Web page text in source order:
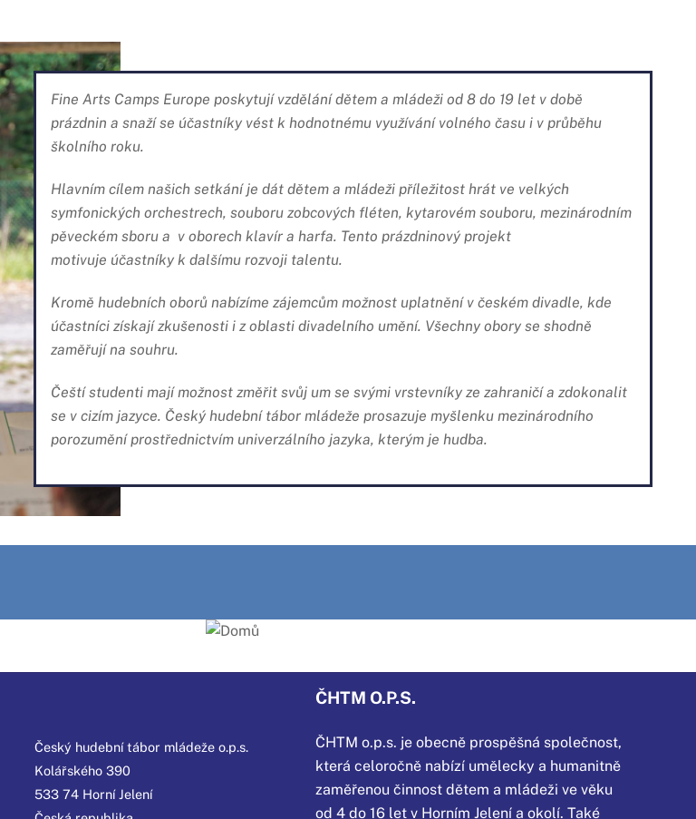
Fine Arts Camps Europe poskytují vzdělání dětem a mládeži od 8 do 19 let v době
prázdnin a snaží se účastníky vést k hodnotnému využívání volného času i v průběhu
školního roku.
Hlavním cílem našich setkání je dát dětem a mládeži příležitost hrát ve velkých
symfonických orchestrech, souboru zobcových fléten, kytarovém souboru, mezinárodním
pěveckém sboru a v oborech klavír a harfa. Tento prázdninový projekt
motivuje účastníky k dalšímu rozvoji talentu.
Kromě hudebních oborů nabízíme zájemcům možnost uplatnění v českém divadle, kde
účastníci získají zkušenosti i z oblasti divadelního umění. Všechny obory se shodně
zaměřují na souhru.
Čeští studenti mají možnost změřit svůj um se svými vrstevníky ze zahraničí a zdokonalit
se v cizím jazyce. Český hudební tábor mládeže prosazuje myšlenku mezinárodního
porozumění prostřednictvím univerzálního jazyka, kterým je hudba.
Český hudební tábor mládeže o.p.s.
Kolářského 390
533 74 Horní Jelení
ČHTM O.P.S.
ČHTM o.p.s. je obecně prospěšná společnost,
která celoročně nabízí umělecky a humanitně
zaměřenou činnost dětem a mládeži ve věku
od 4 do 16 let v Horním Jelení a okolí. Také